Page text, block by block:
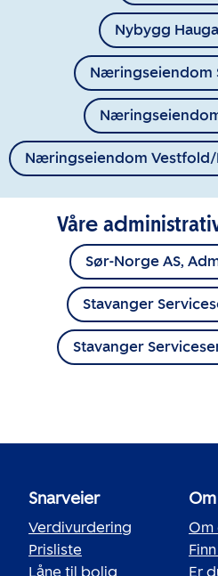
Nybygg
Næringseiendom
Næringseiendom Vestfold/
Våre
Sør-Norge AS,
Stavanger
Stavanger
Snarveier
Verdivurdering
Prisliste
Låne til bolig
Om
Er